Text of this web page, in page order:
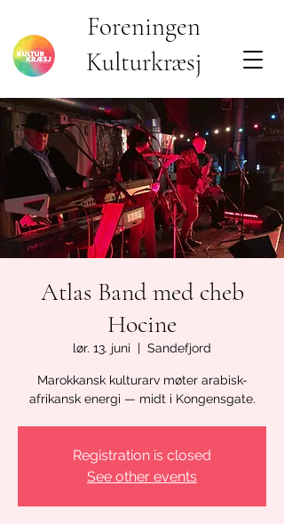
Foreningen
Kulturkræsj
Atlas Band med cheb
Hocine
lør. 13. juni
  |
Sandefjord
Marokkansk kulturarv møter arabisk-
afrikansk energi — midt i Kongensgate.
Registration is closed
See other events